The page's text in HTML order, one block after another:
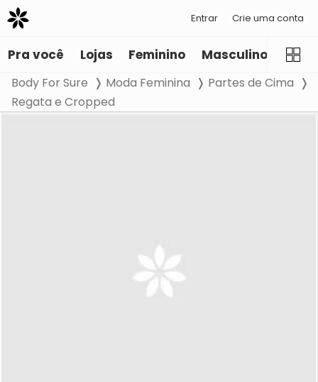
Entrar Crie uma conta
Pra você Lojas Feminino Masculino
Body For Sure Moda Feminina
Partes de Cima
Regata e Cropped